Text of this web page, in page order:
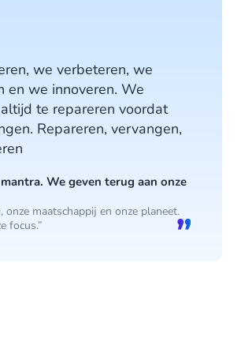
we verbeteren, we
en we innoveren. We
te repareren voordat
Repareren, vervangen,
We geven terug aan onze
onze maatschappij en onze planeet.
focus.”